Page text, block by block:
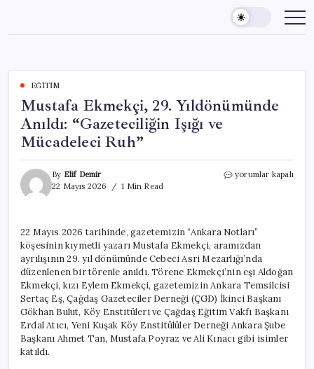
content
EĞITIM
Mustafa Ekmekçi, 29. Yıldönümünde
Anıldı: “Gazeteciliğin Işığı ve
Mücadeleci Ruh”
By Elif Demir
22 Mayıs 2026
1 Min Read
Mustafa
“Gazeteciliğin
Işığı
ve
Mücadeleci
Ruh”
yorumlar kapalı
22 Mayıs 2026 tarihinde, gazetemizin “Ankara Notları”
köşesinin kıymetli yazarı Mustafa Ekmekçi, aramızdan
ayrılışının 29. yıl dönümünde Cebeci Asri Mezarlığı’nda
düzenlenen bir törenle anıldı. Törene Ekmekçi’nin eşi Aldoğan
Ekmekçi, kızı Eylem Ekmekçi, gazetemizin Ankara Temsilcisi
Sertaç Eş, Çağdaş Gazeteciler Derneği (ÇGD) İkinci Başkanı
Gökhan Bulut, Köy Enstitüleri ve Çağdaş Eğitim Vakfı Başkanı
Erdal Atıcı, Yeni Kuşak Köy Enstitülüler Derneği Ankara Şube
Başkanı Ahmet Tan, Mustafa Poyraz ve Ali Kınacı gibi isimler
katıldı.